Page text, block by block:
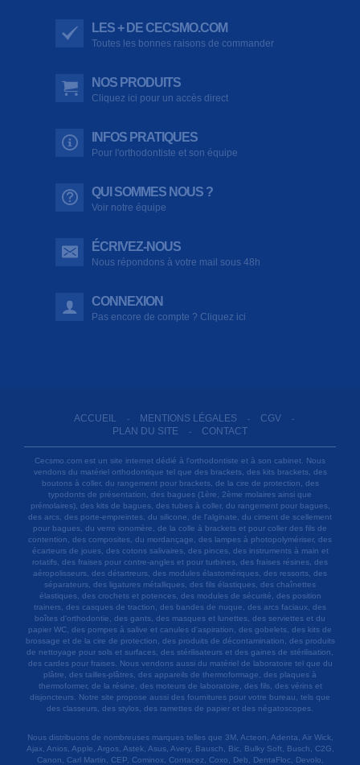
LES + DE CECSMO.COM
Toutes les bonnes raisons de commander
NOS PRODUITS
Cliquez ici pour un accès direct
INFOS PRATIQUES
Pour l'orthodontiste et son équipe
QUI SOMMES NOUS ?
Voir notre équipe
ÉCRIVEZ-NOUS
Nous répondons à votre mail sous 48h
CONNEXION
Pas encore de compte ? Cliquez ici
ACCUEIL - MENTIONS LÉGALES - CGV -
PLAN DU SITE - CONTACT
Cecsmo.com est un site internet dédié à l'orthodontiste et à son cabinet. Nous
vendons du matériel orthodontique tel que des brackets, des kits brackets, des
boutons à coller, du rangement pour brackets, de la cire de protection, des
typodonts de présentation, des bagues (1ère, 2ème molaires ainsi que
prémolaires), des kits de bagues, des tubes à coller, du rangement pour bagues,
des arcs, des porte-empreintes, du silicone, de l'alginate, du ciment de scellement
pour bagues, du verre ionomère, de la colle à brackets et pour coller des fils de
contention, des composites, du mordançage, des lampes à photopolymériser, des
écarteurs de joues, des cotons salivaires, des pinces, des instruments à main et
rotatifs, des fraises pour contre-angles et pour turbines, des fraises résines, des
aéropolisseurs, des détartreurs, des modules élastomériques, des ressorts, des
séparateurs, des ligatures métalliques, des fils élastiques, des chaînettes
élastiques, des crochets et potences, des modules de sécurité, des position
trainers, des casques de traction, des bandes de nuque, des arcs faciaux, des
boîtes d'orthodontie, des gants, des masques et lunettes, des serviettes et du
papier WC, des pompes à salive et canules d'aspiration, des gobelets, des kits de
brossage et de la cire de protection, des produits de décontamination, des produits
de nettoyage pour sols et surfaces, des stérilisateurs et des gaines de stérilisation,
des cardes pour fraises. Nous vendons aussi du matériel de laboratoire tel que du
plâtre, des tailles-plâtres, des appareils de thermoformage, des plaques à
thermoformer, de la résine, des moteurs de laboratoire, des fils, des vérins et
disjoncteurs. Notre site propose aussi des fournitures pour votre bureau, tels que
des classeurs, des stylos, des ramettes de papier et des négatoscopes.
Nous distribuons de nombreuses marques telles que 3M, Acteon, Adenta, Air Wick,
Ajax, Anios, Apple, Argos, Astek, Asus, Avery, Bausch, Bic, Bulky Soft, Busch, C2G,
Canon, Carl Martin, CEP, Cominox, Contacez, Coxo, Deb, DentaFloc, Devolo,